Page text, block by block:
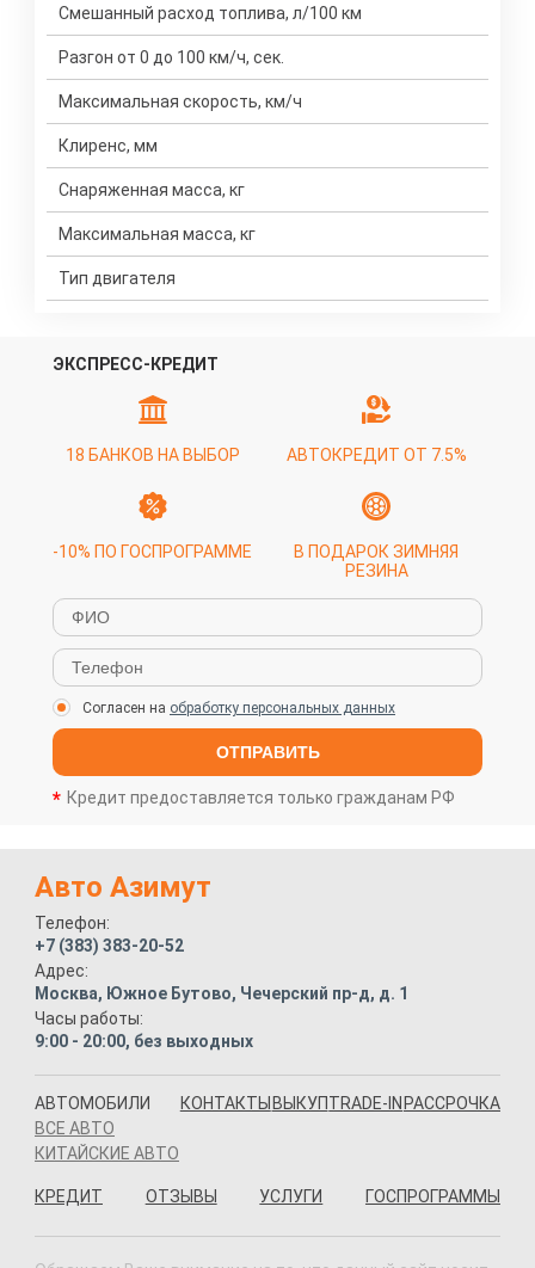
Смешанный расход топлива, л/100 км
Разгон от 0 до 100 км/ч, сек.
Максимальная скорость, км/ч
Клиренс, мм
Снаряженная масса, кг
Максимальная масса, кг
Тип двигателя
ЭКСПРЕСС-КРЕДИТ
18 БАНКОВ НА ВЫБОР АВТОКРЕДИТ ОТ 7.5%
-10% ПО ГОСПРОГРАММЕ
В ПОДАРОК ЗИМНЯЯ
РЕЗИНА
Согласен на обработку персональных данных
ОТПРАВИТЬ
Кредит предоставляется только гражданам РФ
Авто Азимут
Телефон:
+7 (383) 383-20-52
Адрес:
Москва, Южное Бутово, Чечерский пр-д, д. 1
Часы работы:
9:00 - 20:00, без выходных
АВТОМОБИЛИ
ВСЕ АВТО
КИТАЙСКИЕ АВТО
КОНТАКТЫ ВЫКУПTRADE-IN РАССРОЧКА
КРЕДИТ ОТЗЫВЫ УСЛУГИ ГОСПРОГРАММЫ